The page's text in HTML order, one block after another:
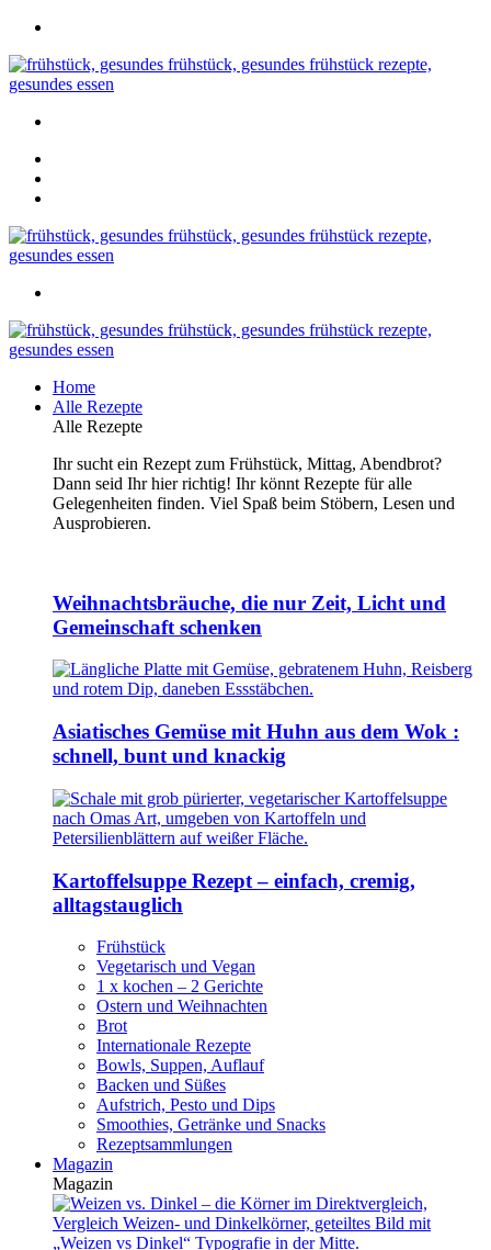
Home
Alle Rezepte
Alle Rezepte
Ihr sucht ein Rezept zum Frühstück, Mittag, Abendbrot?
Dann seid Ihr hier richtig! Ihr könnt Rezepte für alle
Gelegenheiten finden. Viel Spaß beim Stöbern, Lesen und
Ausprobieren.
Weihnachtsbräuche, die nur Zeit, Licht und
Gemeinschaft schenken
Asiatisches Gemüse mit Huhn aus dem Wok :
schnell, bunt und knackig
Kartoffelsuppe Rezept – einfach, cremig,
alltagstauglich
Frühstück
Vegetarisch und Vegan
1 x kochen – 2 Gerichte
Ostern und Weihnachten
Brot
Internationale Rezepte
Bowls, Suppen, Auflauf
Backen und Süßes
Aufstrich, Pesto und Dips
Smoothies, Getränke und Snacks
Rezeptsammlungen
Magazin
Magazin